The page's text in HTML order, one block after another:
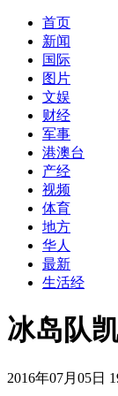
首页
新闻
国际
图片
文娱
财经
军事
港澳台
产经
视频
体育
地方
华人
最新
生活经
冰岛队
2016年07月05日